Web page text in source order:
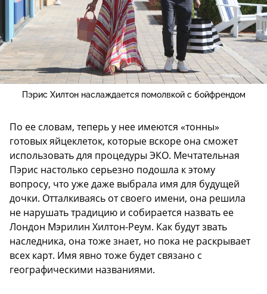
Пэрис Хилтон наслаждается помолвкой с бойфрендом
По ее словам, теперь у нее имеются «тонны»
готовых яйцеклеток, которые вскоре она сможет
использовать для процедуры ЭКО. Мечтательная
Пэрис настолько серьезно подошла к этому
вопросу, что уже даже выбрала имя для будущей
дочки. Отталкиваясь от своего имени, она решила
не нарушать традицию и собирается назвать ее
Лондон Мэрилин Хилтон-Реум. Как будут звать
наследника, она тоже знает, но пока не раскрывает
всех карт. Имя явно тоже будет связано с
географическими названиями.